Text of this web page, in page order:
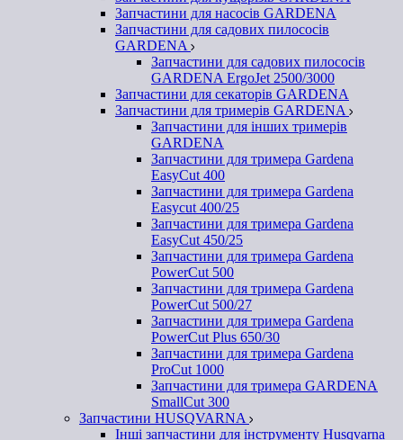
Запчастини для насосів GARDENA
Запчастини для садових пилососів
GARDENA
Запчастини для садових пилососів
GARDENA ErgoJet 2500/3000
Запчастини для секаторів GARDENA
Запчастини для тримерів GARDENA
Запчастини для інших тримерів
GARDENA
Запчастини для тримера Gardena
EasyCut 400
Запчастини для тримера Gardena
Easycut 400/25
Запчастини для тримера Gardena
EasyCut 450/25
Запчастини для тримера Gardena
PowerCut 500
Запчастини для тримера Gardena
PowerCut 500/27
Запчастини для тримера Gardena
PowerCut Plus 650/30
Запчастини для тримера Gardena
ProCut 1000
Запчастини для тримера GARDENA
SmallCut 300
Запчастини HUSQVARNA
Інші запчастини для інструменту Husqvarna